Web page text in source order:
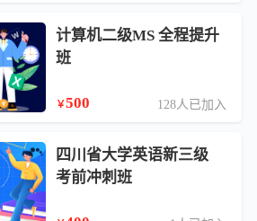
计算机二级MS 全程提升
班
￥500 128人已加入
四川省大学英语新三级
考前冲刺班